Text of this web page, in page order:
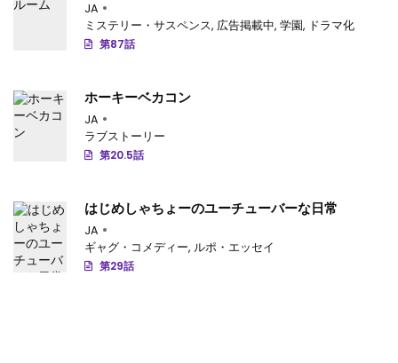
JA
ミステリー・サスペンス, 広告掲載中, 学園, ドラマ化
第87話
ホーキーベカコン
JA
ラブストーリー
第20.5話
はじめしゃちょーのユーチューバーな日常
JA
ギャグ・コメディー, ルポ・エッセイ
第29話